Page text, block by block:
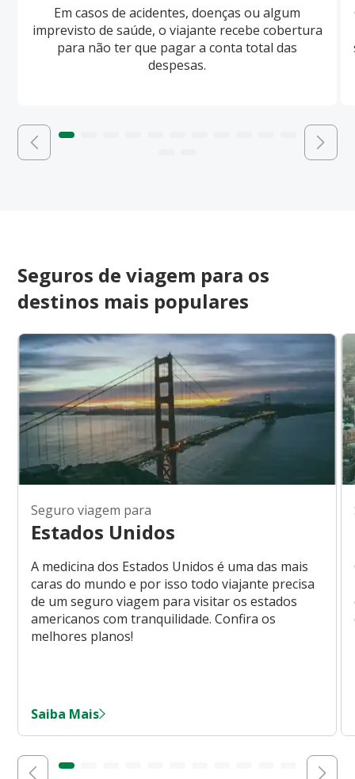
Em casos de acidentes, doenças ou algum
imprevisto de saúde, o viajante recebe cobertura
para não ter que pagar a conta total das
despesas.
Seguros de viagem para os
destinos mais populares
Seguro viagem para
Estados Unidos
A medicina dos Estados Unidos é uma das mais
caras do mundo e por isso todo viajante precisa
de um seguro viagem para visitar os estados
americanos com tranquilidade. Confira os
melhores planos!
Saiba Mais